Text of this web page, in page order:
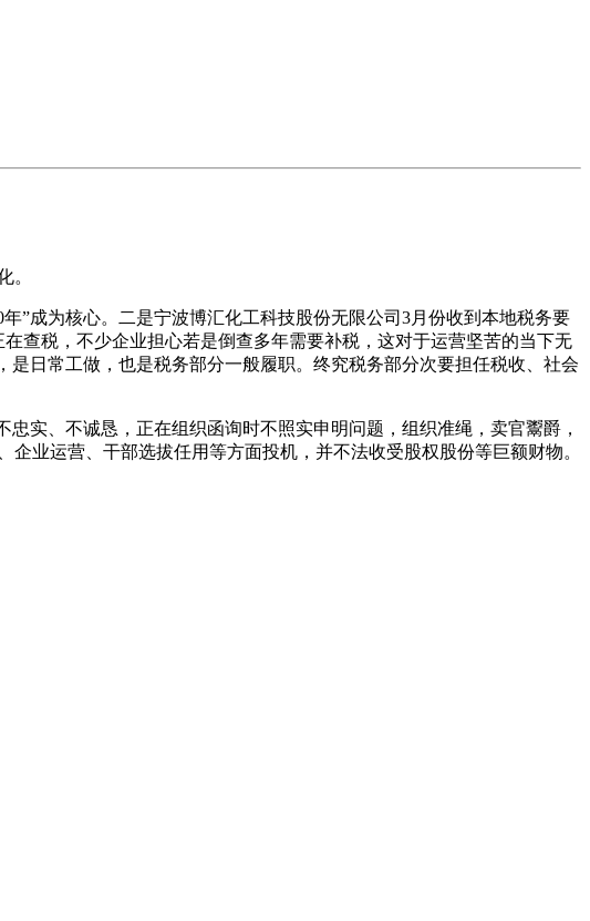
。
成为核心。二是宁波博汇化工科技股份无限公司3月份收到本地税务要
查税，不少企业担心若是倒查多年需要补税，这对于运营坚苦的当下无
日常工做，也是税务部分一般履职。终究税务部分次要担任税收、社会
实、不诚恳，正在组织函询时不照实申明问题，组织准绳，卖官鬻爵，
业运营、干部选拔任用等方面投机，并不法收受股权股份等巨额财物。